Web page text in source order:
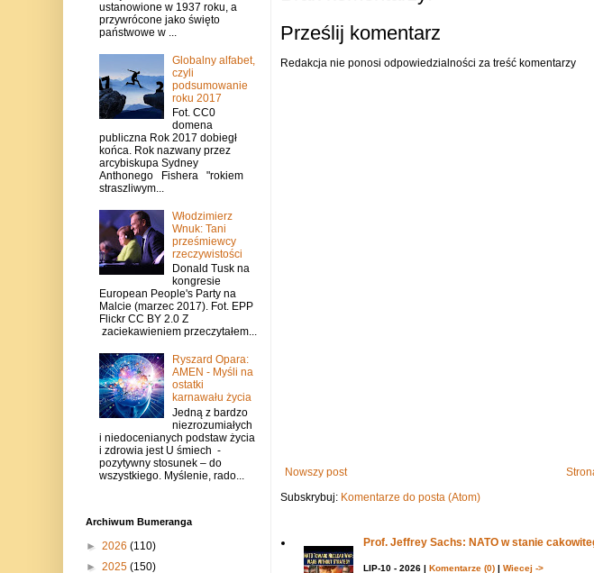
Prześlij komentarz
Redakcja nie ponosi odpowiedzialności za treść komentarzy
Nowszy post
Subskrybuj: Komentarze do posta (Atom)
Prof. Jeffrey Sachs: NATO w stanie
LIP-10 - 2026 | Komentarze (0)| Wiecej ->
ustanowione w 1937 roku, a
przywrócone jako święto
państwowe w ...
Globalny alfabet,
czyli
podsumowanie
roku 2017
Fot. CC0
domena
publiczna Rok 2017 dobiegł
końca. Rok nazwany przez
arcybiskupa Sydney
Anthonego Fishera "rokiem
straszliwym...
Włodzimierz
Wnuk: Tani
prześmiewcy
rzeczywistości
Donald Tusk na
kongresie
European People's Party na
Malcie (marzec 2017). Fot. EPP
Flickr CC BY 2.0 Z
zaciekawieniem przeczytałem...
Ryszard Opara:
AMEN - Myśli na
ostatki
karnawału życia
Jedną z bardzo
niezrozumiałych
i niedocenianych podstaw życia
i zdrowia jest U śmiech -
pozytywny stosunek – do
wszystkiego. Myślenie, rado...
Archiwum Bumeranga
► 2026 (110)
► 2025 (150)